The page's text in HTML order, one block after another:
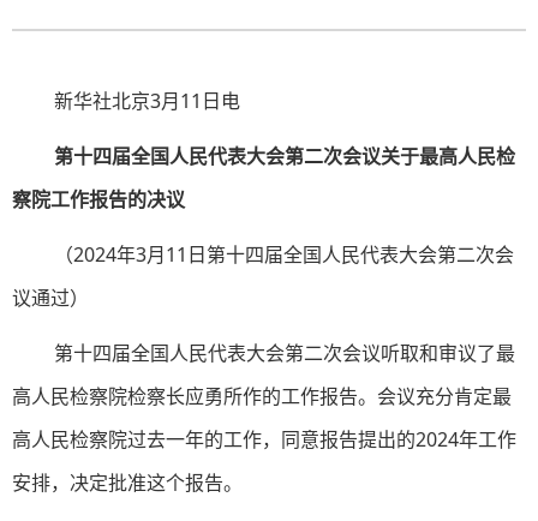
新华社北京3月11日电
第十四届全国人民代表大会第二次会议关于最高人民检
察院工作报告的决议
（2024年3月11日第十四届全国人民代表大会第二次会
议通过）
第十四届全国人民代表大会第二次会议听取和审议了最
高人民检察院检察长应勇所作的工作报告。会议充分肯定最
高人民检察院过去一年的工作，同意报告提出的2024年工作
安排，决定批准这个报告。